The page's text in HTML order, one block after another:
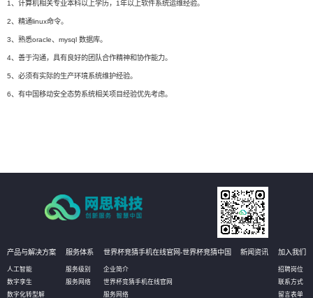
1、计算机相关专业本科以上学历，1年以上软件系统运维经验。
2、精通linux命令。
3、熟悉oracle、mysql 数据库。
4、善于沟通，具有良好的团队合作精神和协作能力。
5、必须有实际的生产环境系统维护经验。
6、有中国移动安全态势系统相关项目经验优先考虑。
产品与解决方案
人工智能
数字孪生
数字化转型解
服务体系
服务级别
服务网络
世界杯竞猜手机在线官网-世界杯竞猜中国
企业简介
世界杯竞猜手机在线官网
服务网络
新闻资讯 加入我们
招聘岗位
联系方式
留言表单